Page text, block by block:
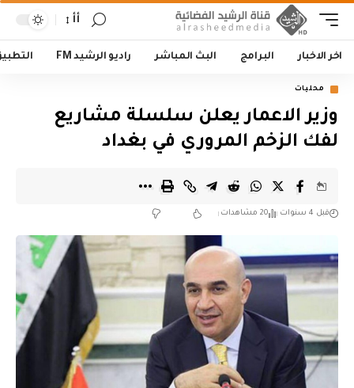
أأ
اخر الاخبار البرامج البث المباشر راديو الرشيد FM
محليات
وزير الاعمار يعلن سلسلة مشاريع
لفك الزخم المروري في بغداد
قبل 4 سنوات 20 مشاهدات